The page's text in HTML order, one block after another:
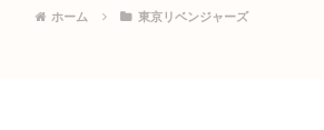
ホーム 東京リベンジャーズ